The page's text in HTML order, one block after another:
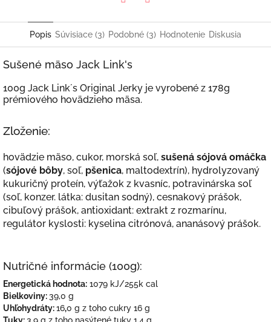
Popis Súvisiace (3) Podobné (3) Hodnotenie Diskusia
Sušené mäso Jack Link's
100g Jack Link´s Original Jerky je vyrobené z 178g
prémiového hovädzieho mäsa.
Zloženie:
hovädzie mäso, cukor, morská soľ, sušená sójová omáčka
(sójové bôby, soľ, pšenica, maltodextrín), hydrolyzovaný
kukuričný proteín, výťažok z kvasníc, potravinárska soľ
(soľ, konzer. látka: dusitan sodný), cesnakový prášok,
cibuľový prášok, antioxidant: extrakt z rozmarínu,
regulátor kyslosti: kyselina citrónová, ananásový prášok.
Nutričné informácie (100g):
Energetická hodnota: 1079 kJ/255k cal
Bielkoviny:39,0 g
Uhľohydráty:16,0 g z toho cukry 16 g
Tuky:3,9 g z toho nasýtené tuky 1,4 g